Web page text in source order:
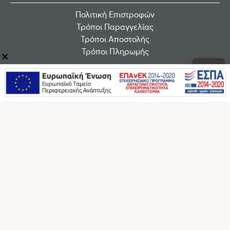
Πολιτική Επιστροφών
Τρόποι Παραγγελίας
Τρόποι Αποστολής
Τρόποι Πληρωμής
Εταιρεία